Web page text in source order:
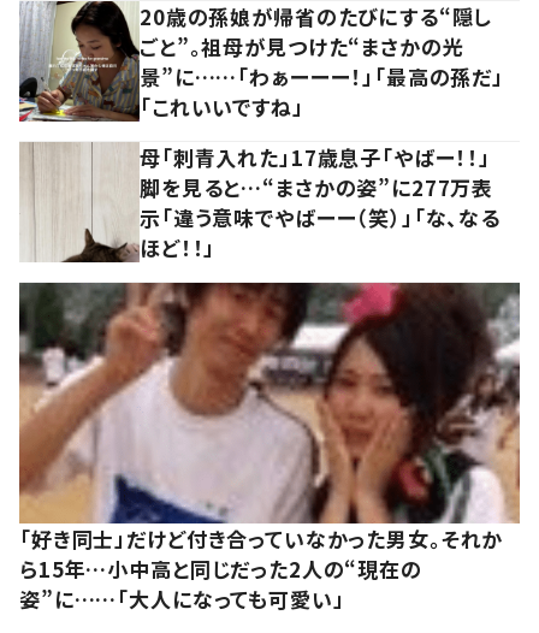
20歳の孫娘が帰省のたびにする“隠し
ごと”。祖母が見つけた“まさかの光
景”に……「わぁーーー！」「最高の孫だ」
「これいいですね」
母「刺青入れた」17歳息子「やばー！！」
脚を見ると…“まさかの姿”に277万表
示「違う意味でやばーー（笑）」「な、なる
ほど！！」
「好き同士」だけど付き合っていなかった男女。それか
ら15年…小中高と同じだった2人の“現在の
姿”に……「大人になっても可愛い」